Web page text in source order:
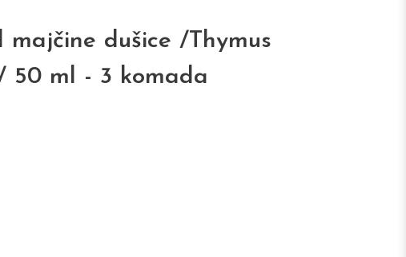
majčine dušice /Thymus
50 ml - 3 komada